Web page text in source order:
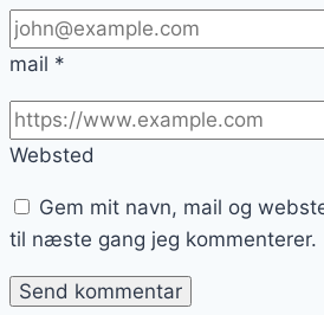
mail *
Websted
Gem mit navn, mail og
til næste gang jeg kommenterer.